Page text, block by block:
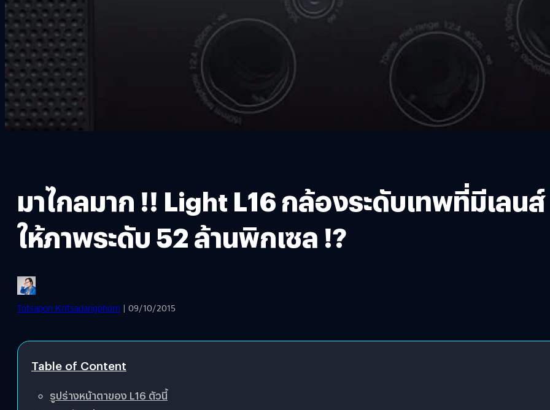
มาไกลมาก !! Light L16 กล้องระดับเทพที่มีเลน
ให้ภาพระดับ 52 ล้านพิกเซล !?
Totsapon Kritsadangphorn | 09/10/2015
Table of Content
รูปร่างหน้าตาของ L16 ตัวนี้